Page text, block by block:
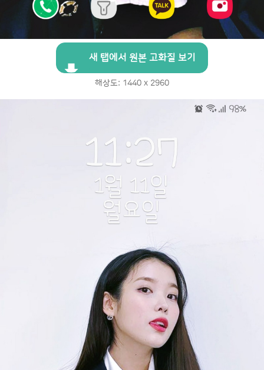
새 탭에서 원본 고화질 보기
해상도: 1440 x 2960